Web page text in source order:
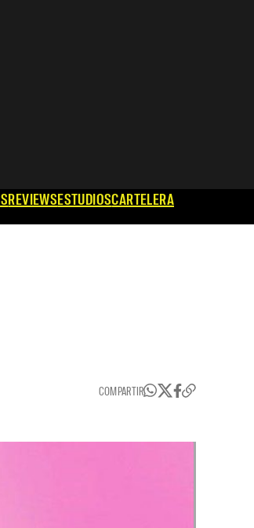
REVIEWSESTUDIOSCARTELERA
COMPARTIR